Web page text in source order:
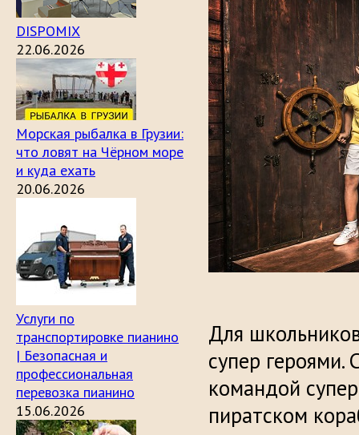
DISPOMIX
22.06.2026
Морская рыбалка в Грузии:
что ловят на Чёрном море
и куда ехать
20.06.2026
Услуги по
транспортировке пианино
| Безопасная и
профессиональная
перевозка пианино
15.06.2026
Для
супер героями.
командой
пиратском